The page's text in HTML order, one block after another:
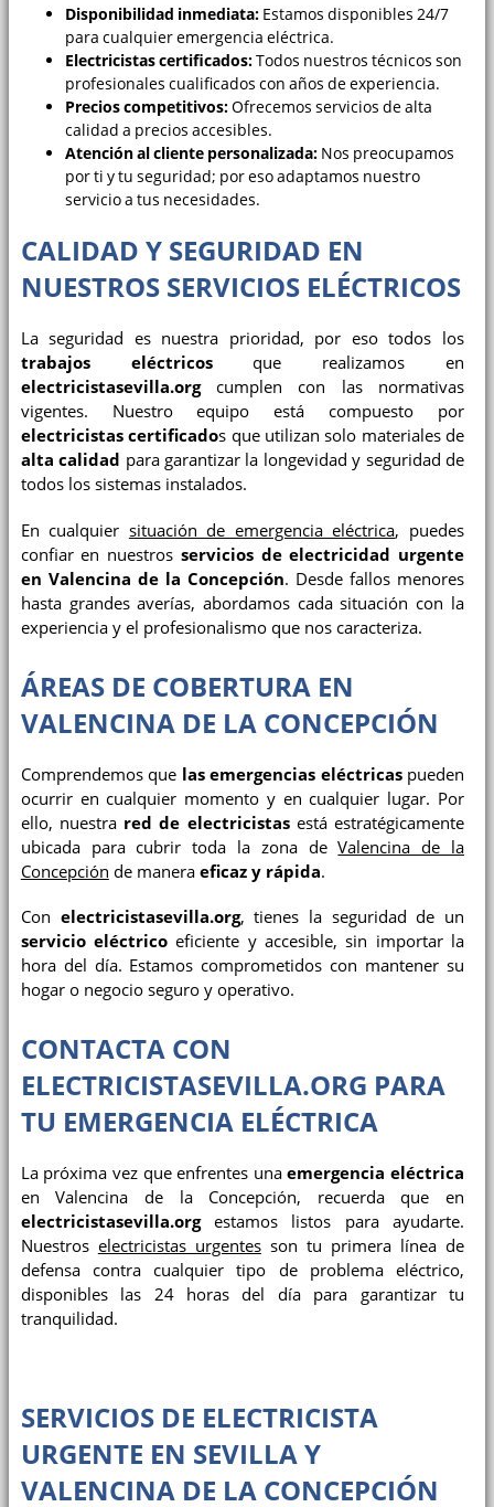
Disponibilidad inmediata:Estamos disponibles 24/7
para cualquier emergencia eléctrica.
Electricistas certificados:Todos nuestros técnicos son
profesionales cualificados con años de experiencia.
Precios competitivos:Ofrecemos servicios de alta
calidad a precios accesibles.
Atención al cliente personalizada:Nos preocupamos
por ti y tu seguridad; por eso adaptamos nuestro
servicio a tus necesidades.
CALIDAD Y SEGURIDAD EN
NUESTROS SERVICIOS ELÉCTRICOS
La seguridad es nuestra prioridad, por eso todos los
trabajos eléctricosque realizamos en
electricistasevilla.orgcumplen con las normativas
vigentes. Nuestro equipo está compuesto por
electricistas certificados que utilizan solo materiales de
alta calidad para garantizar la longevidad y seguridad de
todos los sistemas instalados.
En cualquier situación de emergencia eléctrica, puedes
confiar en nuestros servicios de electricidad urgente
en Valencina de la Concepción. Desde fallos menores
hasta grandes averías, abordamos cada situación con la
experiencia y el profesionalismo que nos caracteriza.
ÁREAS DE COBERTURA EN
VALENCINA DE LA CONCEPCIÓN
Comprendemos que las emergencias eléctricaspueden
ocurrir en cualquier momento y en cualquier lugar. Por
ello, nuestra red de electricistasestá estratégicamente
ubicada para cubrir toda la zona deValencina de la
Concepción de manera eficaz y rápida.
Con electricistasevilla.org, tienes la seguridad de un
servicio eléctrico eficiente y accesible, sin importar la
hora del día. Estamos comprometidos con mantener su
hogar o negocio seguro y operativo.
CONTACTA CON
ELECTRICISTASEVILLA.ORG PARA
TU EMERGENCIA ELÉCTRICA
La próxima vez que enfrentes unaemergencia eléctrica
en Valencina de la Concepción, recuerda que en
electricistasevilla.orgestamos listos para ayudarte.
Nuestros electricistas urgentesson tu primera línea de
defensa contra cualquier tipo de problema eléctrico,
disponibles las 24 horas del día para garantizar tu
tranquilidad.
SERVICIOS DE ELECTRICISTA
URGENTE EN SEVILLA Y
VALENCINA DE LA CONCEPCIÓN